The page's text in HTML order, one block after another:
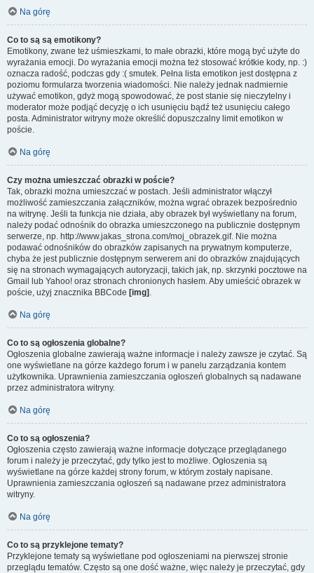
Na górę
Co to są są emotikony?
Emotikony, zwane też uśmieszkami, to małe obrazki, które mogą być użyte do
wyrażania emocji. Do wyrażania emocji można też stosować krótkie kody, np. :)
oznacza radość, podczas gdy :( smutek. Pełna lista emotikon jest dostępna z
poziomu formularza tworzenia wiadomości. Nie należy jednak nadmiernie
używać emotikon, gdyż mogą spowodować, że post stanie się nieczytelny i
moderator może podjąć decyzję o ich usunięciu bądź też usunięciu całego
posta. Administrator witryny może określić dopuszczalny limit emotikon w
poście.
Na górę
Czy można umieszczać obrazki w poście?
Tak, obrazki można umieszczać w postach. Jeśli administrator włączył
możliwość zamieszczania załączników, można wgrać obrazek bezpośrednio
na witrynę. Jeśli ta funkcja nie działa, aby obrazek był wyświetlany na forum,
należy podać odnośnik do obrazka umieszczonego na publicznie dostępnym
serwerze, np. http://www.jakas_strona.com/moj_obrazek.gif. Nie można
podawać odnośników do obrazków zapisanych na prywatnym komputerze,
chyba że jest publicznie dostępnym serwerem ani do obrazków znajdujących
się na stronach wymagających autoryzacji, takich jak, np. skrzynki pocztowe na
Gmail lub Yahoo! oraz stronach chronionych hasłem. Aby umieścić obrazek w
poście, użyj znacznika BBCode [img] .
Na górę
Co to są ogłoszenia globalne?
Ogłoszenia globalne zawierają ważne informacje i należy zawsze je czytać. Są
one wyświetlane na górze każdego forum i w panelu zarządzania kontem
użytkownika. Uprawnienia zamieszczania ogłoszeń globalnych są nadawane
przez administratora witryny.
Na górę
Co to są ogłoszenia?
Ogłoszenia często zawierają ważne informacje dotyczące przeglądanego
forum i należy je przeczytać, gdy tylko jest to możliwe. Ogłoszenia są
wyświetlane na górze każdej strony forum, w którym zostały napisane.
Uprawnienia zamieszczania ogłoszeń są nadawane przez administratora
witryny.
Na górę
Co to są przyklejone tematy?
Przyklejone tematy są wyświetlane pod ogłoszeniami na pierwszej stronie
przeglądu tematów. Często są one dość ważne, więc należy je przeczytać, gdy